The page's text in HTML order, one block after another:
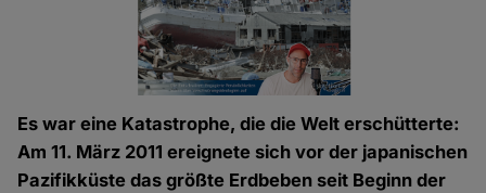
Es war eine Katastrophe, die die Welt erschütterte:
Am 11. März 2011 ereignete sich vor der japanischen
Pazifikküste das größte Erdbeben seit Beginn der